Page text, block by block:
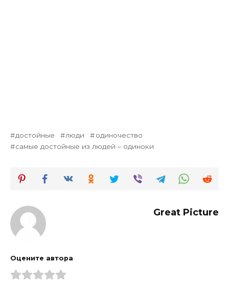
достойные люди
одиночество
самые достойные из людей – одиноки
Great Picture
Оцените автора